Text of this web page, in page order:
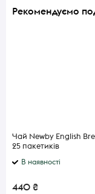
Рекомендуємо
Чай Newby English
25 пакетиків
В наявності
440 ₴